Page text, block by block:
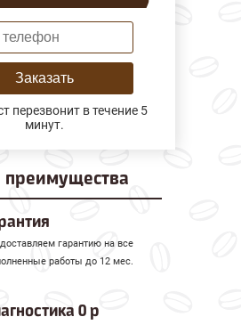
Заказать
перезвонит в течение 5
минут.
преимущества
гарантию на все
работы до 12 мес.
0 р